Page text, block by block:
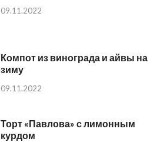
09.11.2022
Компот из винограда и айвы на
зиму
09.11.2022
Торт «Павлова» с лимонным
курдом